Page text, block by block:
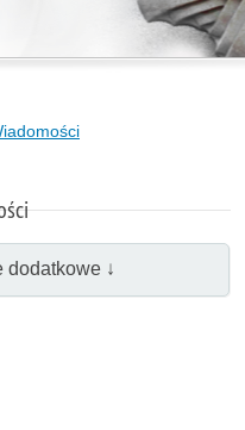
dodatkowe ↓